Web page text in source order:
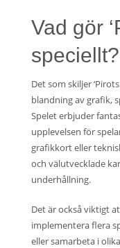
Vad gör
speciellt?
Det som skiljer
blandning av grafik,
Spelet erbjuder
upplevelsen för
grafikkort eller
och välutvecklade
underhållning.
Det är också viktigt
implementera flera
eller samarbeta i